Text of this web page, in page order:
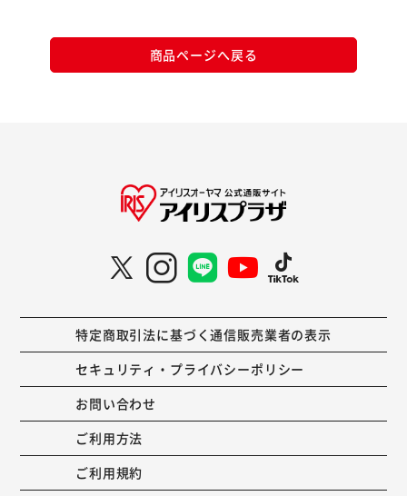
商品ページへ戻る
特定商取引法に基づく通信販売業者の表示
セキュリティ・プライバシーポリシー
お問い合わせ
ご利用方法
ご利用規約